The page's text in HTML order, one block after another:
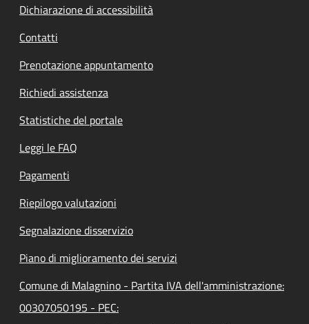
Dichiarazione di accessibilità
Contatti
Prenotazione appuntamento
Richiedi assistenza
Statistiche del portale
Leggi le FAQ
Pagamenti
Riepilogo valutazioni
Segnalazione disservizio
Piano di miglioramento dei servizi
Comune di Malagnino - Partita IVA dell'amministrazione:
00307050195 - PEC: